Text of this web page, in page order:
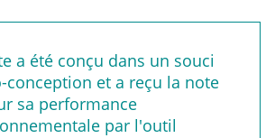
a été conçu dans un souci
conception et a reçu la note
sa performance
par l'outil